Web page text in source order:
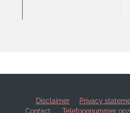
Disclaimer Privacy
Contact
Telefoonnummer